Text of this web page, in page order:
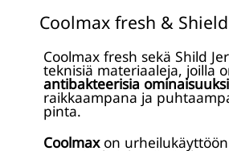
Coolmax fresh &
Coolmax fresh sekä Shild
teknisiä materiaaleja, joilla
antibakteerisia
raikkaampana ja
pinta.
Coolmax on